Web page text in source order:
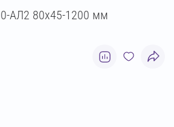
АЛ2 80х45-1200 мм